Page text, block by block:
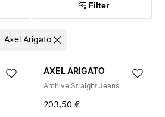
Filter
Axel Arigato
AXEL ARIGATO
Archive Straight Jeans
203,50 €